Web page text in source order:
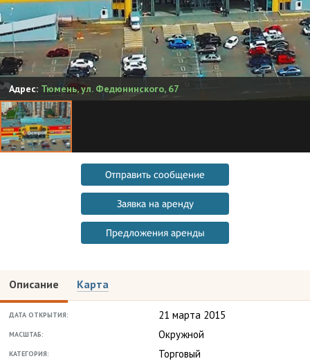
Адрес: Тюмень,ул. Федюнинского, 67
Отправить сообщение
Заявка на аренду
Предложения аренды
Описание Карта
ДАТА ОТКРЫТИЯ: 21 марта 2015
МАСШТАБ: Окружной
КАТЕГОРИЯ: Торговый